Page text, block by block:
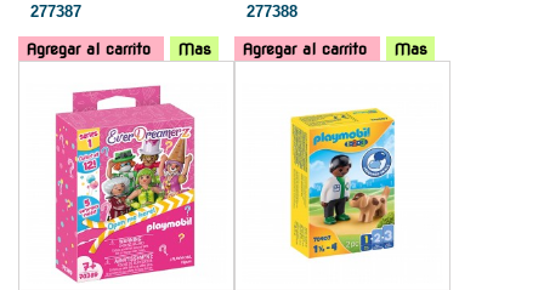
277387
Agregar al carrito Mas
277388
Agregar al carrito
Mas